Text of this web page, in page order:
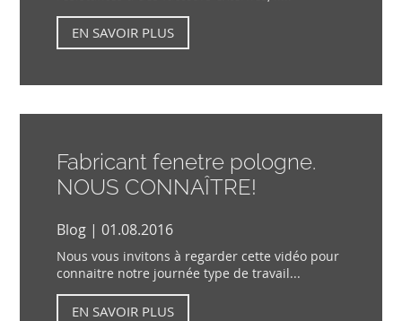
EN SAVOIR PLUS
Fabricant fenetre pologne.
NOUS CONNAÎTRE!
Blog | 01.08.2016
Nous vous invitons à regarder cette vidéo pour
connaitre notre journée type de travail...
EN SAVOIR PLUS